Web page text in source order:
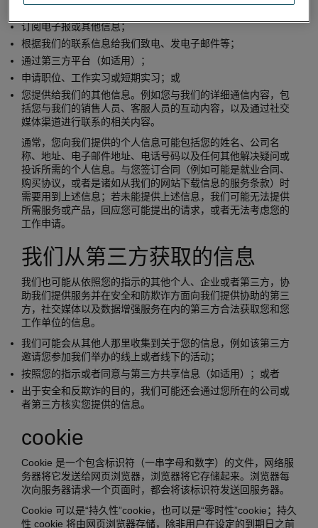
订阅电子报或其他信息；
根据我们的联系信息给我们致电、发电子邮件等；
通过第三方平台（如适用）；
申请职位、工作实习或短期实习；或
您提供给我们的其他信息。例如您与我们的详细通信内容，包
括您与我们的销售人员、客服人员的互动内容，以及通过社交
媒体渠道进行联系的相关内容。
通常，您向我们提供的个人信息可能包括您的姓名、公司名
称、地址、电子邮件地址、电话号码以及任何其他解决疑问或
投诉所需的个人信息。与您签订合同（例如可能是就业合同、
购买协议，或者是诸如从我们的网站下载信息的服务条款）时
需要用到上述信息；若未能提供上述信息，我们可能无法提供
所需服务或产品，回应您可能提出的请求，或者无法考虑您的
工作申请。
我们从第三方获取的信息
我们也可能从依照您的指示的其他个人、企业或者第三方，协
助我们提供服务并在安全和防欺诈方面向我们提供协助的第三
方，社交媒体以及数据增强服务在内的第三方合法获取您和您
工作单位的信息。
我们可能会从其他人那里收集到关于您的信息，例如该第三方
邀请您参加我们举办的线上或者线下的活动；
按照您的指示或者同意与第三方共享信息（如适用）；或者
出于安全和反欺诈的目的，我们可能还会通过您所在的公司或
者第三方核实您提供的信息。
cookie
Cookie 是一个包含标识符（一串字母和数字）的文件，网络服
务器将它发送给网页浏览器，浏览器将它存储起来。浏览器每
次向服务器请求一个页面时，都会将该标识符发送回服务器。
Cookie 可以是“持久性”cookie，也可以是“零时性”cookie；持久
性 cookie 将由网页浏览器存储，除非用户在设定的到期日之前